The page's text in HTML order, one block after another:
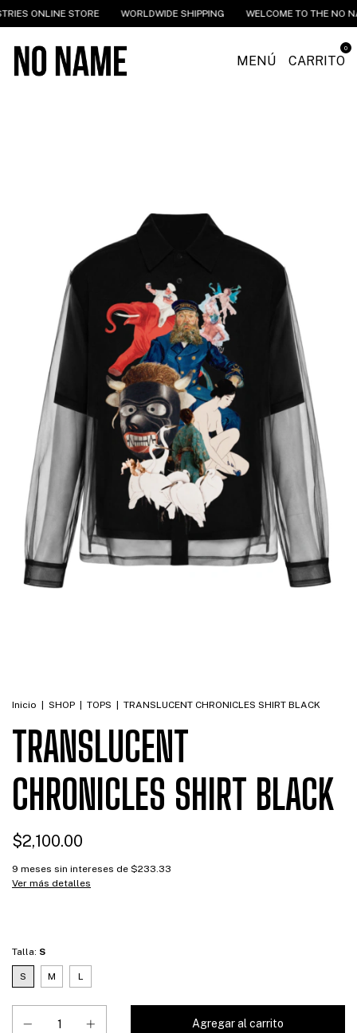
STORE WORLDWIDE SHIPPING WELCOME TO THE NO NAME
MENÚ CARRITO
0
Inicio | SHOP | TOPS | TRANSLUCENT CHRONICLES SHIRT BLACK
TRANSLUCENT
CHRONICLES SHIRT BLACK
$2,100.00
9 meses sin intereses de $233.33
Ver más detalles
Talla: S
S M L